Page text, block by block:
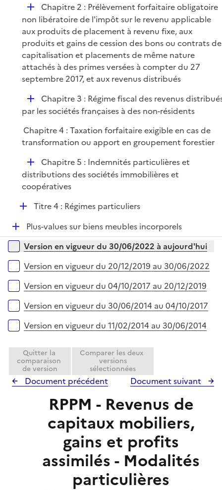
p
l
i
e
r
D
é
p
l
i
e
r
Chapitre 2 : Prélèvement forfaitaire obligatoire
non libératoire de l'impôt sur le revenu applicable
aux produits de placement à revenu fixe, aux
produits et gains de cession des bons ou contrats de
capitalisation et placements de même nature
attachés à des primes versées à compter du 27
septembre 2017, et aux revenus distribués
D
é
l
i
Chapitre 3 : Régime fiscal des revenus
par les sociétés françaises à des non-résidents
Chapitre 4 : Taxation forfaitaire exigible en cas de
transformation ou apport en groupement forestier
D
é
p
i
r
Chapitre 5 : Indemnités particulières et
distributions des sociétés immobilières et
coopératives
D
p
l
i
e
Titre 4 : Régimes particuliers
D
é
p
e
Plus-values sur biens meubles incorporels
Versions sur la période
Version en vigueur du 30/06/2022 à aujourd'hui
Version en vigueur du 20/12/2019 au 30/06/2022
Version en vigueur du 04/10/2017 au 20/12/2019
Version en vigueur du 30/06/2014 au 04/10/2017
Version en vigueur du 11/02/2014 au 30/06/2014
Quitter la
comparaison
de version
Comparer les deux
versions
sélectionnées
Document précédent Document suivant
RPPM - Revenus de
capitaux mobiliers,
gains et profits
assimilés - Modalités
particulières